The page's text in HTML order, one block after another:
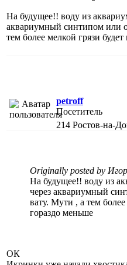
На будущее!! воду из
аквариумный синтипом или
тем более мелкой грязи
petroff
Посетитель
214 Ростов-на-
Originally posted by
На будущее!! воду из
через аквариумный
вату. Мути , а тем
гораздо меньше
ОК